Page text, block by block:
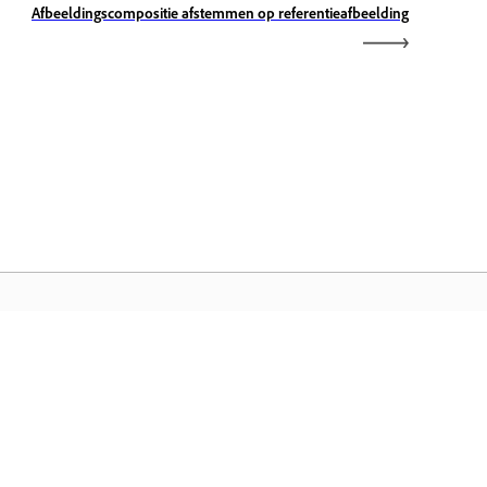
Afbeeldingscompositie afstemmen op referentieafbeelding